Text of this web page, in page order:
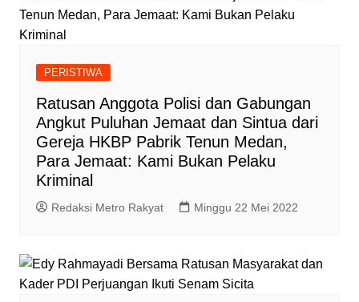
PERISTIWA
Ratusan Anggota Polisi dan Gabungan
Angkut Puluhan Jemaat dan Sintua dari
Gereja HKBP Pabrik Tenun Medan,
Para Jemaat: Kami Bukan Pelaku
Kriminal
Redaksi Metro Rakyat Minggu 22 Mei 2022